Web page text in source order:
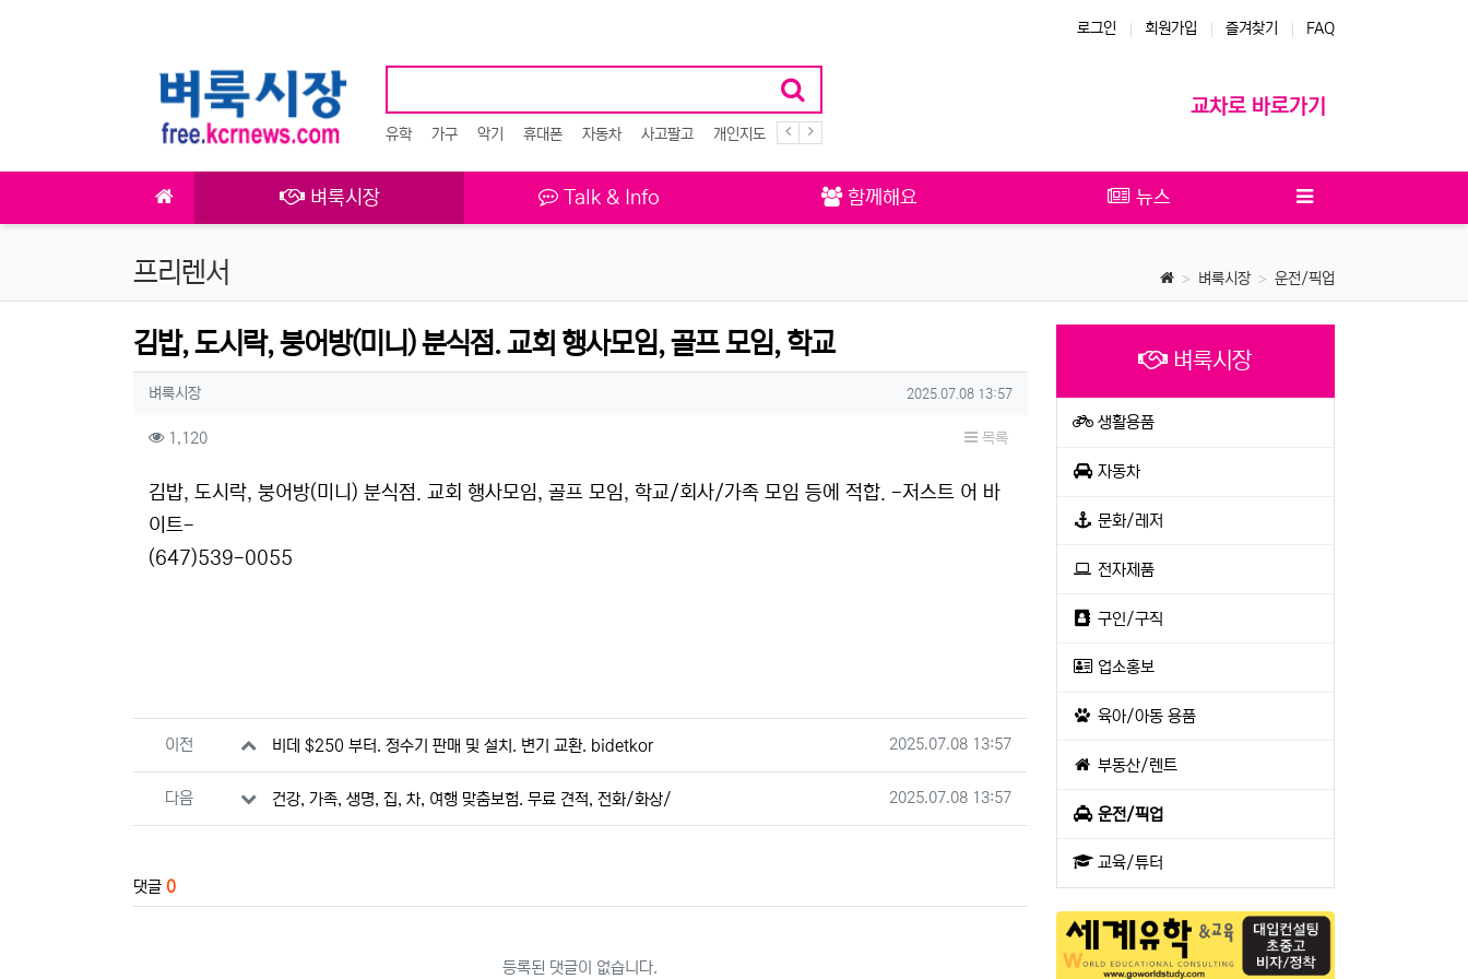
로그인 회원가입 즐겨찾기 FAQ
유학 가구 악기 휴대폰 자동차 사고팔고 개인지도 식당
교차로 바로가기
벼룩시장 Talk & Info 함께해요 뉴스
프리렌서 벼룩시장 운전/픽업
김밥, 도시락, 붕어방(미니) 분식점. 교회 행사모임, 골프 모임, 학교
작성자 정보
벼룩시장작성 작성일
2025.07.08 13:57
컨텐츠 정보
1,120조회 목록
본문
김밥, 도시락, 붕어방(미니) 분식점. 교회 행사모임, 골프 모임, 학교/회사/가족 모임 등에 적합. -저스트 어 바
이트-
(647)539-0055
관련자료
이전 비데 $250 부터. 정수기 판매 및 설치. 변기 교환. bidetkor 작성일
2025.07.08 13:57
다음 건강, 가족, 생명, 집, 차, 여행 맞춤보험. 무료 견적, 전화/화상/ 작성일
2025.07.08 13:57
댓글 0
등록된 댓글이 없습니다.
벼룩시장
생활용품
자동차
문화/레저
전자제품
구인/구직
업소홍보
육아/아동 용품
부동산/렌트
운전/픽업
교육/튜터